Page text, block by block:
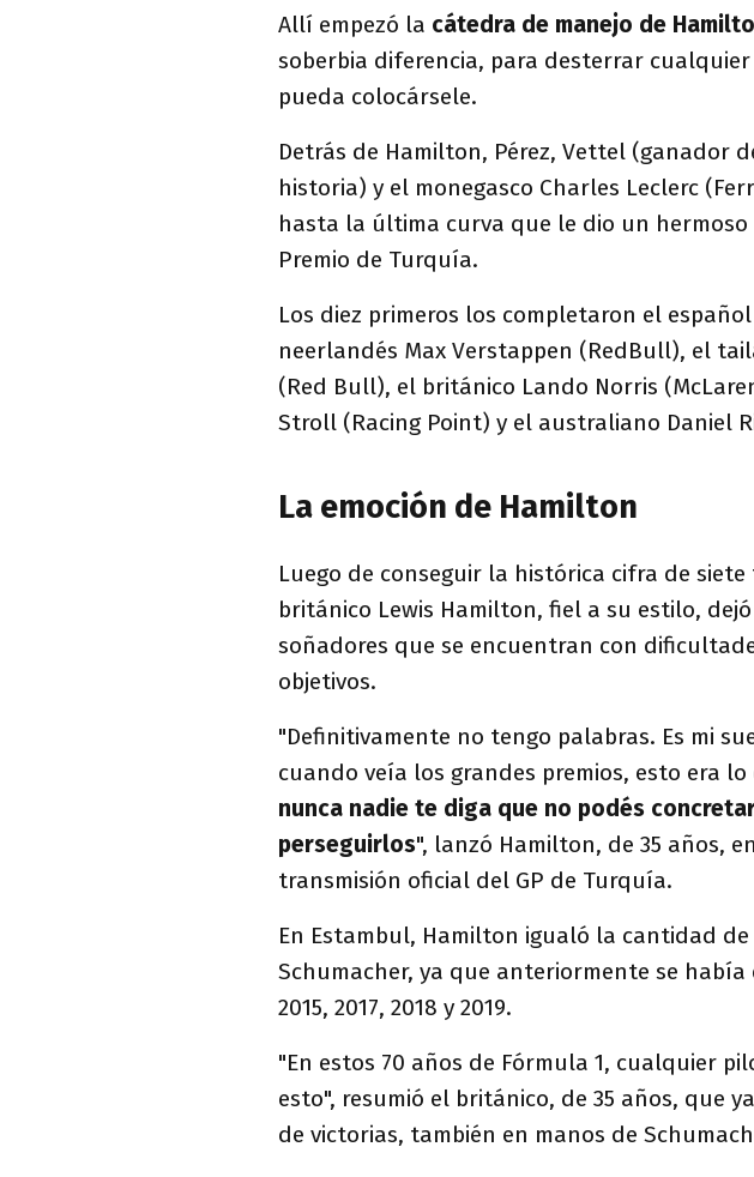
Allí empezó la cátedra de manejo de
soberbia diferencia, para desterrar
pueda colocársele.
Detrás de Hamilton, Pérez, Vettel (ganador
historia) y el monegasco Charles Leclerc
hasta la última curva que le dio un
Premio de Turquía.
Los diez primeros los completaron el
neerlandés Max Verstappen (RedBull), el
(Red Bull), el británico Lando Norris
Stroll (Racing Point) y el australiano Daniel
La emoción de Hamilton
Luego de conseguir la histórica cifra de
británico Lewis Hamilton, fiel a su estilo,
soñadores que se encuentran con
objetivos.
"Definitivamente no tengo palabras. Es mi
cuando veía los grandes premios, esto era
nunca nadie te diga que no podés
perseguirlos", lanzó Hamilton, de 35 años,
transmisión oficial del GP de Turquía.
En Estambul, Hamilton igualó la cantidad
Schumacher, ya que anteriormente se había
2015, 2017, 2018 y 2019.
"En estos 70 años de Fórmula 1, cualquier
esto", resumió el británico, de 35 años, que
de victorias, también en manos de